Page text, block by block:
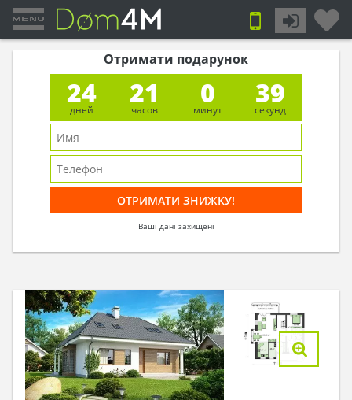
Отримати подарунок
24
дней
21
часов
0
минут
39
секунд
Ваші дані захищені